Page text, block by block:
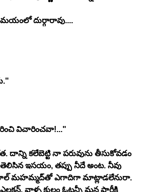
దుర్గారావు....
విచారించవా!..."
కలేబెట్టి నా పరువును తీసుకోవడం
తెలిసిన ఇసయం, తప్పు నీదే అంట. నీవు
మహమ్మద్‍తో ఎగాదిగా మాట్లాడలేనురా.
వాళ్ళ కులం ఓట్లన్నీ మన పార్టీకి